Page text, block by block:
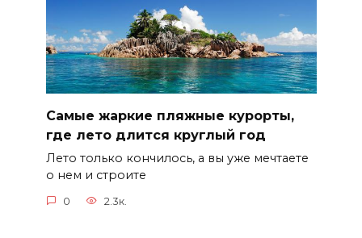
Самые жаркие пляжные курорты,
где лето длится круглый год
Лето только кончилось, а вы уже мечтаете
о нем и строите
0 2.3к.